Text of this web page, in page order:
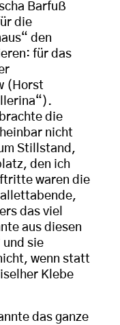
Barfuß
die
den
für das
(Horst
die
nicht
Stillstand,
den ich
waren die
das viel
aus diesen
und sie
wenn statt
Klebe
das ganze